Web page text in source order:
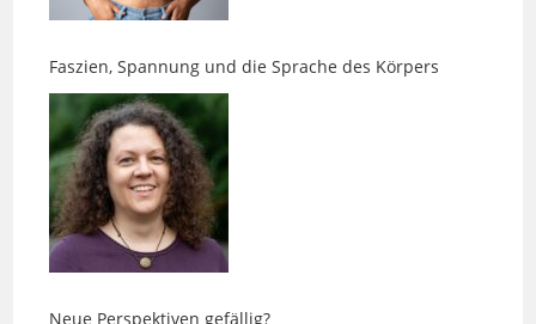
Faszien, Spannung und die Sprache des Körpers
Neue Perspektiven gefällig?